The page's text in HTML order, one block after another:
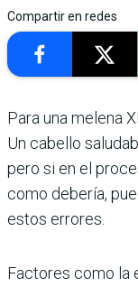
Compartir en redes
Para una melena
Un cabello
pero si en el
como debería,
estos errores.
Factores como la